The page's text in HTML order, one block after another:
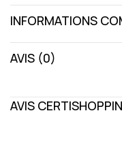
INFORMATIONS
AVIS (0)
AVIS